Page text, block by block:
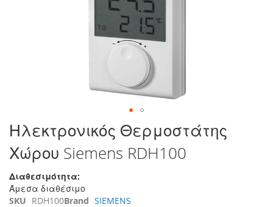
Μετάβαση
στην
αρχή
της
συλλογής
εικόνων
Ηλεκτρονικός Θερμοστάτης
Χώρου Siemens RDH100
Διαθεσιμότητα:
Άμεσα διαθέσιμο
SKU RDH100Brand SIEMENS